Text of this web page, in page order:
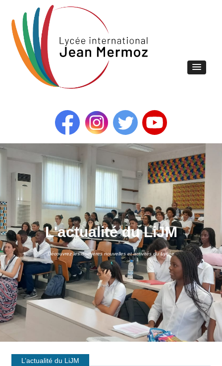
L'actualité du LiJM
Découvrez les dernières nouvelles et activités du Lycée
L’actualité du LiJM